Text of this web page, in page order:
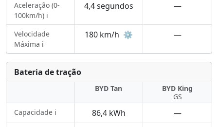
Aceleração (0-
100km/h) ℹ️
4,4 segundos —
Velocidade
Máxima ℹ️
180 km/h ⚙️ —
Bateria de tração
BYD Tan
BYD King
GS
Capacidade ℹ️
86,4 kWh —